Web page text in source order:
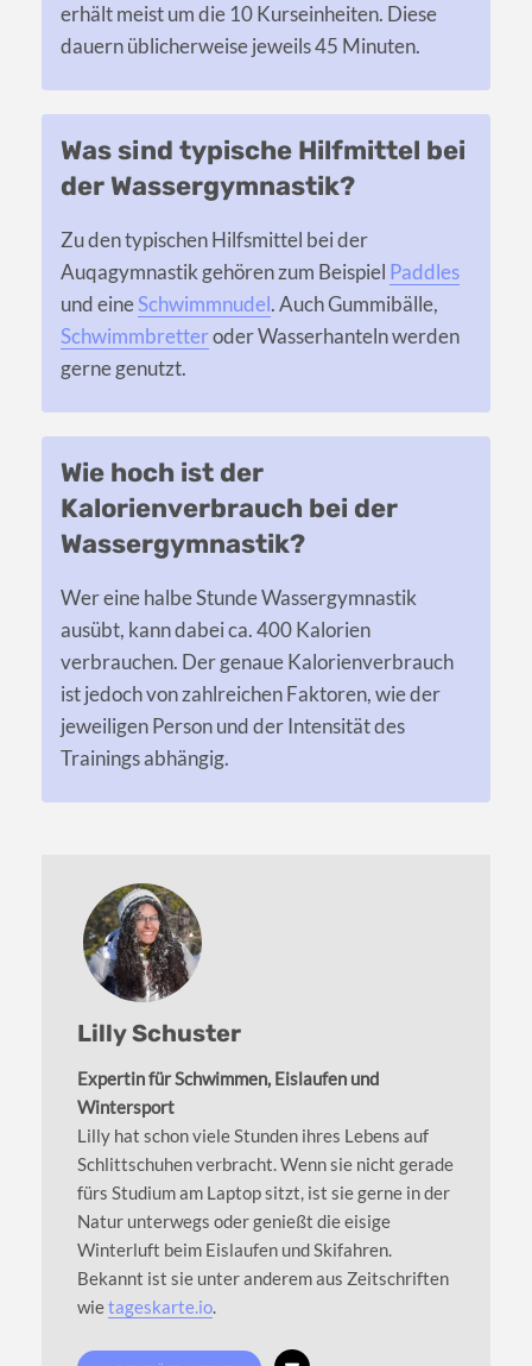
erhält meist um die 10 Kurseinheiten. Diese
dauern üblicherweise jeweils 45 Minuten.
Was sind typische Hilfmittel bei
der Wassergymnastik?
Zu den typischen Hilfsmittel bei der
Auqagymnastik gehören zum Beispiel Paddles
und eineSchwimmnudel. Auch Gummibälle,
Schwimmbretteroder Wasserhanteln werden
gerne genutzt.
Wie hoch ist der
Kalorienverbrauch bei der
Wassergymnastik?
Wer eine halbe Stunde Wassergymnastik
ausübt, kann dabei ca. 400 Kalorien
verbrauchen. Der genaue Kalorienverbrauch
ist jedoch von zahlreichen Faktoren, wie der
jeweiligen Person und der Intensität des
Trainings abhängig.
Lilly Schuster
Expertin für Schwimmen, Eislaufen und
Wintersport
Lilly hat schon viele Stunden ihres Lebens auf
Schlittschuhen verbracht. Wenn sie nicht gerade
fürs Studium am Laptop sitzt, ist sie gerne in der
Natur unterwegs oder genießt die eisige
Winterluft beim Eislaufen und Skifahren.
Bekannt ist sie unter anderem aus Zeitschriften
wietageskarte.io.